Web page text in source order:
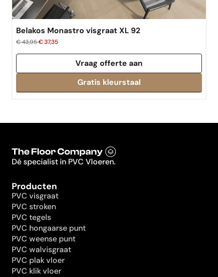
Belakos Monastro visgraat XL 92
€ 43,95€ 37,35
Vraag offerte aan
Dé specialist in PVC Vloeren.
Producten
PVC visgraat
PVC stroken
PVC tegels
PVC hongaarse punt
PVC weense punt
PVC walvisgraat
PVC plak vloer
PVC klik vloer